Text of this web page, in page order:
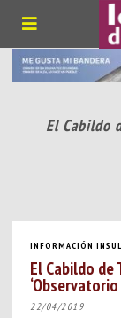
El Cabildo
INFORMACIÓN
El Cabildo
22/04/2019